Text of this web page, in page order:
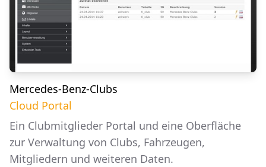
Mercedes-Benz-Clubs
Cloud Portal
Ein Clubmitglieder Portal und eine Oberfläche
zur Verwaltung von Clubs, Fahrzeugen,
Mitgliedern und weiteren Daten.